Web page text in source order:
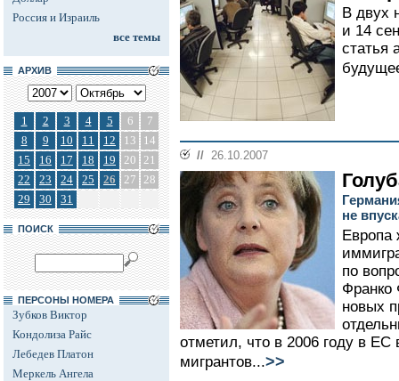
Россия и Израиль
все темы
АРХИВ
1 2 3 4 5 6
7
8
9 10 11 12 13
14
15
16 17 18 19 20 21
22
23 24 25 26 27 28
29
30 31
ПОИСК
ПЕРСОНЫ НОМЕРА
Зубков Виктор
Кондолиза Райс
Лебедев Платон
Меркель Ангела
В двух
и 14
статья
// 26.10.2007
не
Европа
по
Франко
новых
отметил, что в 2006 году в ЕС
мигрантов...>>